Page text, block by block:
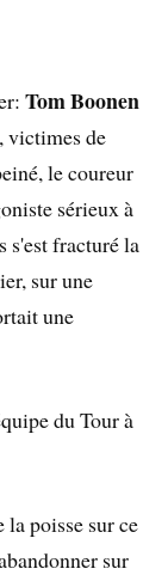
Tom Boonen
victimes de
le coureur
sérieux à
s'est fracturé la
sur une
une
du Tour à
la poisse sur ce
sur